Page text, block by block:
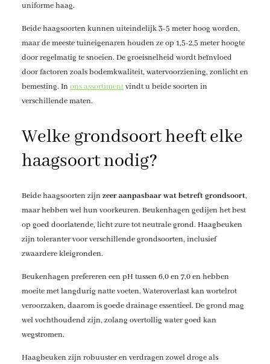
uniforme haag.
Beide haagsoorten kunnen uiteindelijk 3-5 meter hoog worden,
maar de meeste tuineigenaren houden ze op 1,5-2,5 meter hoogte
door regelmatig te snoeien. De groeisnelheid wordt beïnvloed
door factoren zoals bodemkwaliteit, watervoorziening, zonlicht en
bemesting. Inons assortimentvindt u beide soorten in
verschillende maten.
Welke grondsoort heeft elke
haagsoort nodig?
Beide haagsoorten zijnzeer aanpasbaar wat betreft grondsoort,
maar hebben wel hun voorkeuren. Beukenhagen gedijen het best
op goed doorlatende, licht zure tot neutrale grond. Haagbeuken
zijn toleranter voor verschillende grondsoorten, inclusief
zwaardere kleigronden.
Beukenhagen prefereren een pH tussen 6,0 en 7,0 en hebben
moeite met langdurig natte voeten. Wateroverlast kan wortelrot
veroorzaken, daarom is goede drainage essentieel. De grond mag
wel vochthoudend zijn, zolang overtollig water goed kan
wegstromen.
Haagbeuken zijn robuuster en verdragen zowel droge als